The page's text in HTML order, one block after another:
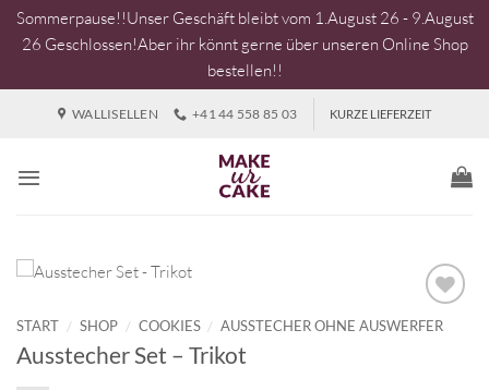
Sommerpause!!Unser Geschäft bleibt vom 1.August 26 - 9.August
26 Geschlossen!Aber ihr könnt gerne über unseren Online Shop
bestellen!!
WALLISELLEN +41 44 558 85 03 KURZE LIEFERZEIT
START / SHOP / COOKIES / AUSSTECHER OHNE AUSWERFER
Ausstecher Set – Trikot